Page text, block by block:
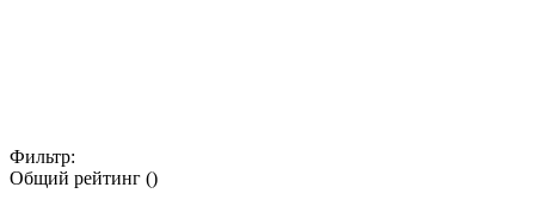
Фильтр:
Общий рейтинг ()